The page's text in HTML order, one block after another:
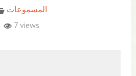
المسموعات
7 views